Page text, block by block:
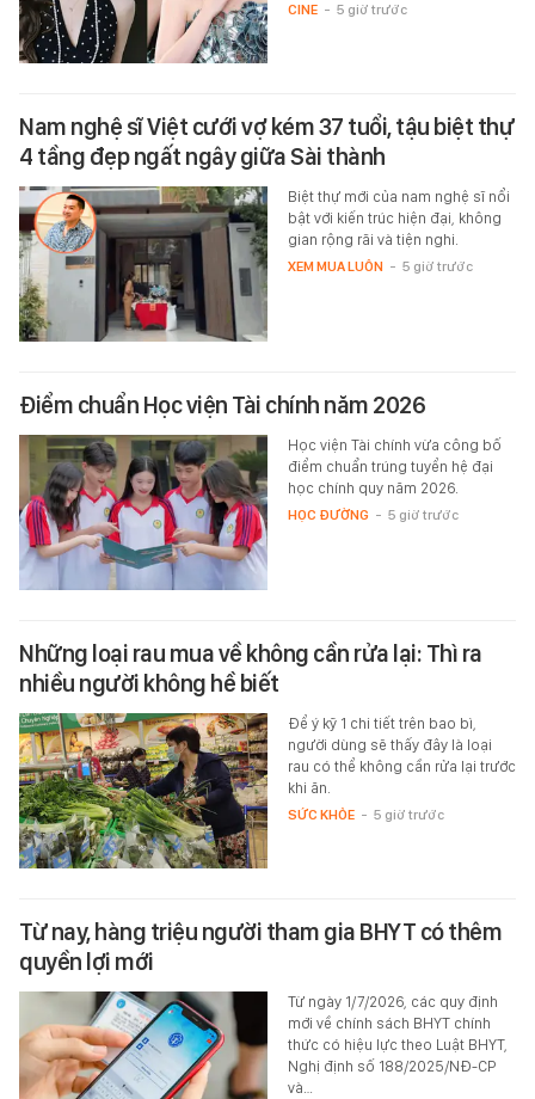
CINE - 5 giờ trước
Nam nghệ sĩ Việt cưới vợ kém 37 tuổi, tậu biệt thự
4 tầng đẹp ngất ngây giữa Sài thành
Biệt thự mới của nam nghệ sĩ nổi
bật với kiến trúc hiện đại, không
gian rộng rãi và tiện nghi.
XEM MUA LUÔN - 5 giờ trước
Điểm chuẩn Học viện Tài chính năm 2026
Học viện Tài chính vừa công bố
điểm chuẩn trúng tuyển hệ đại
học chính quy năm 2026.
HỌC ĐƯỜNG - 5 giờ trước
Những loại rau mua về không cần rửa lại: Thì ra
nhiều người không hề biết
Để ý kỹ 1 chi tiết trên bao bì,
người dùng sẽ thấy đây là loại
rau có thể không cần rửa lại trước
khi ăn.
SỨC KHỎE - 5 giờ trước
Từ nay, hàng triệu người tham gia BHYT có thêm
quyền lợi mới
Từ ngày 1/7/2026, các quy định
mới về chính sách BHYT chính
thức có hiệu lực theo Luật BHYT,
Nghị định số 188/2025/NĐ-CP
và…